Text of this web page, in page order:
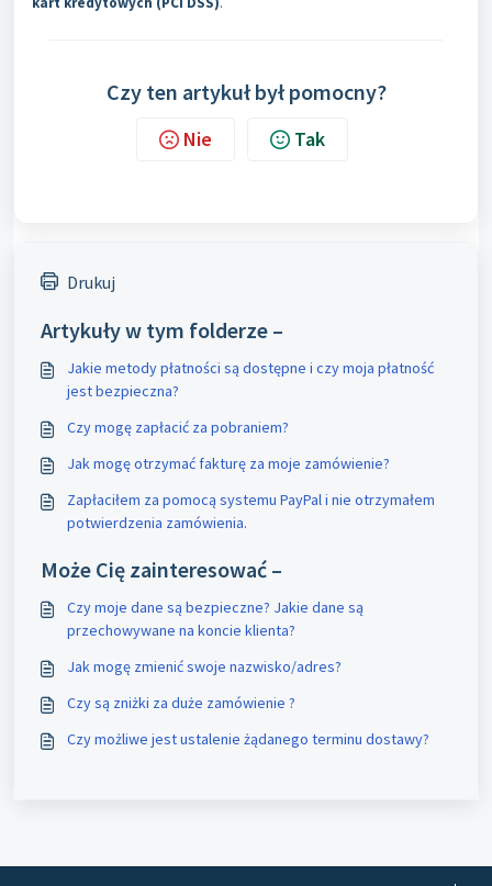
Czy ten artykuł był pomocny?
Nie Tak
Drukuj
Artykuły w tym folderze –
Jakie metody płatności są dostępne i czy moja płatność
jest bezpieczna?
Czy mogę zapłacić za pobraniem?
Jak mogę otrzymać fakturę za moje zamówienie?
Zapłaciłem za pomocą systemu PayPal i nie otrzymałem
potwierdzenia zamówienia.
Może Cię zainteresować –
Czy moje dane są bezpieczne? Jakie dane są
przechowywane na koncie klienta?
Jak mogę zmienić swoje nazwisko/adres?
Czy są zniżki za duże zamówienie ?
Czy możliwe jest ustalenie żądanego terminu dostawy?